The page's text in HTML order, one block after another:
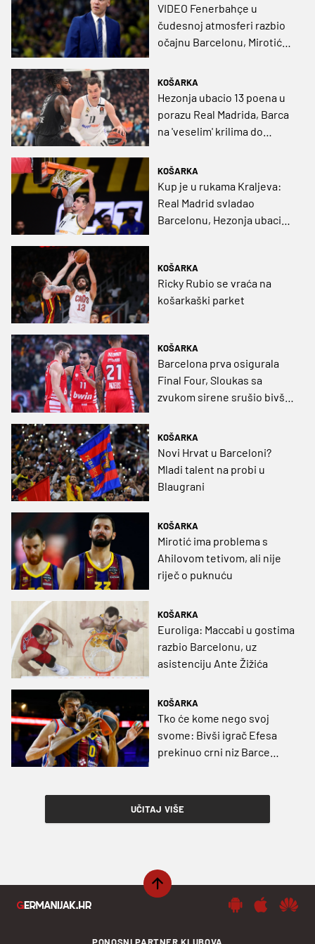
VIDEO Fenerbahçe u
čudesnoj atmosferi razbio
očajnu Barcelonu, Mirotić
KOŠARKA
Hezonja ubacio 13 poena u
porazu Real Madrida, Barca
na 'veselim' krilima do
KOŠARKA
Kup je u rukama Kraljeva:
Real Madrid svladao
Barcelonu, Hezonja ubacio
KOŠARKA
Ricky Rubio se vraća na
košarkaški parket
KOŠARKA
Barcelona prva osigurala
Final Four, Sloukas sa
zvukom sirene srušio bivši
KOŠARKA
Novi Hrvat u Barceloni?
Mladi talent na probi u
Blaugrani
KOŠARKA
Mirotić ima problema s
Ahilovom tetivom, ali nije
riječ o puknuću
KOŠARKA
Euroliga: Maccabi u gostima
razbio Barcelonu, uz
asistenciju Ante Žižića
KOŠARKA
Tko će kome nego svoj
svome: Bivši igrač Efesa
prekinuo crni niz Barce
UČITAJ VIŠE